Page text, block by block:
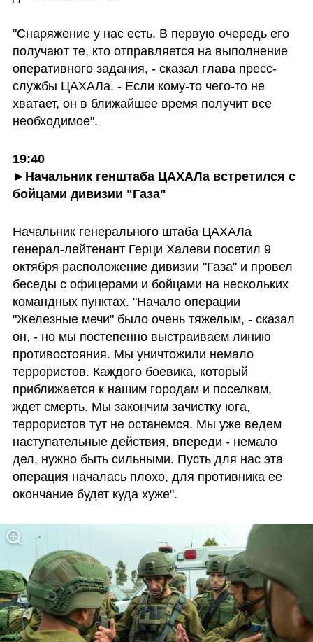
"Снаряжение у нас есть. В первую очередь его
получают те, кто отправляется на выполнение
оперативного задания, - сказал глава пресс-
службы ЦАХАЛа. - Если кому-то чего-то не
хватает, он в ближайшее время получит все
необходимое".
19:40
►Начальник генштаба ЦАХАЛа встретился с
бойцами дивизии "Газа"
Начальник генерального штаба ЦАХАЛа
генерал-лейтенант Герци Халеви посетил 9
октября расположение дивизии "Газа" и провел
беседы с офицерами и бойцами на нескольких
командных пунктах. "Начало операции
"Железные мечи" было очень тяжелым, - сказал
он, - но мы постепенно выстраиваем линию
противостояния. Мы уничтожили немало
террористов. Каждого боевика, который
приближается к нашим городам и поселкам,
ждет смерть. Мы закончим зачистку юга,
террористов тут не останемся. Мы уже ведем
наступательные действия, впереди - немало
дел, нужно быть сильными. Пусть для нас эта
операция началась плохо, для противника ее
окончание будет куда хуже".